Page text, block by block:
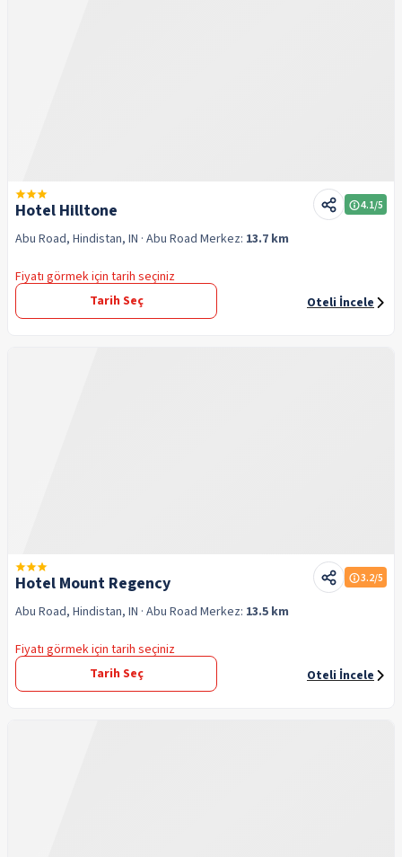
Hotel Hilltone 4.1/5
Abu Road, Hindistan, IN · Abu Road Merkez: 13.7 km
Fiyatı görmek için tarih seçiniz
Tarih Seç
Oteli İncele
Hotel Mount Regency 3.2/5
Abu Road, Hindistan, IN · Abu Road Merkez: 13.5 km
Fiyatı görmek için tarih seçiniz
Tarih Seç
Oteli İncele